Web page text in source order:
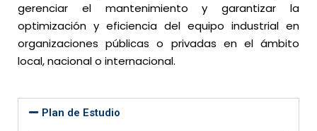
gerenciar el mantenimiento y garantizar la
optimización y eficiencia del equipo industrial en
organizaciones públicas o privadas en el ámbito
local, nacional o internacional.
Plan de Estudio